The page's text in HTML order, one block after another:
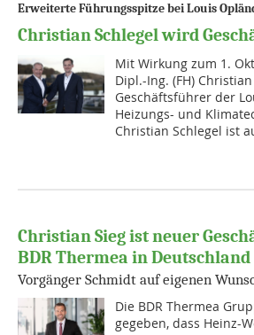
Erweiterte Führungsspitze bei Louis
Christian Schlegel wird
Mit Wirkung zum 1.
Dipl.-Ing. (FH)
Geschäftsführer der
Heizungs- und
Christian Schlegel ist
Christian Sieg ist neuer
BDR Thermea in Deutschland
Vorgänger Schmidt auf eigenen
Die BDR Thermea
gegeben, dass Heinz-